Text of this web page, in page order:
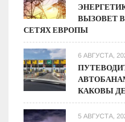
АЗС
ВЫЗОВЕТ
СЕТЯХ ЕВРОПЫ
6 АВГУСТА,
КАКОВЫ
5 АВГУСТА,